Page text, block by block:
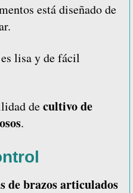
está diseñado de
lisa y de fácil
decultivo de
.
de brazos articulados